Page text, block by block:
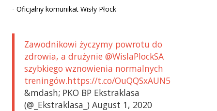
- Oficjalny komunikat Wisły Płock
Zawodnikowi życzymy powrotu do
zdrowia, a drużynie @WislaPlockSA
szybkiego wznowienia normalnych
treningów.https://t.co/OuQQSxAUN5
&mdash; PKO BP Ekstraklasa
(@_Ekstraklasa_) August 1, 2020